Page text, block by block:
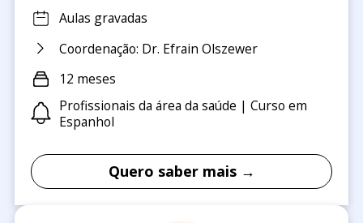
Aulas gravadas
Coordenação: Dr. Efrain Olszewer
12 meses
Profissionais da área da saúde | Curso em
Espanhol
Quero saber mais →